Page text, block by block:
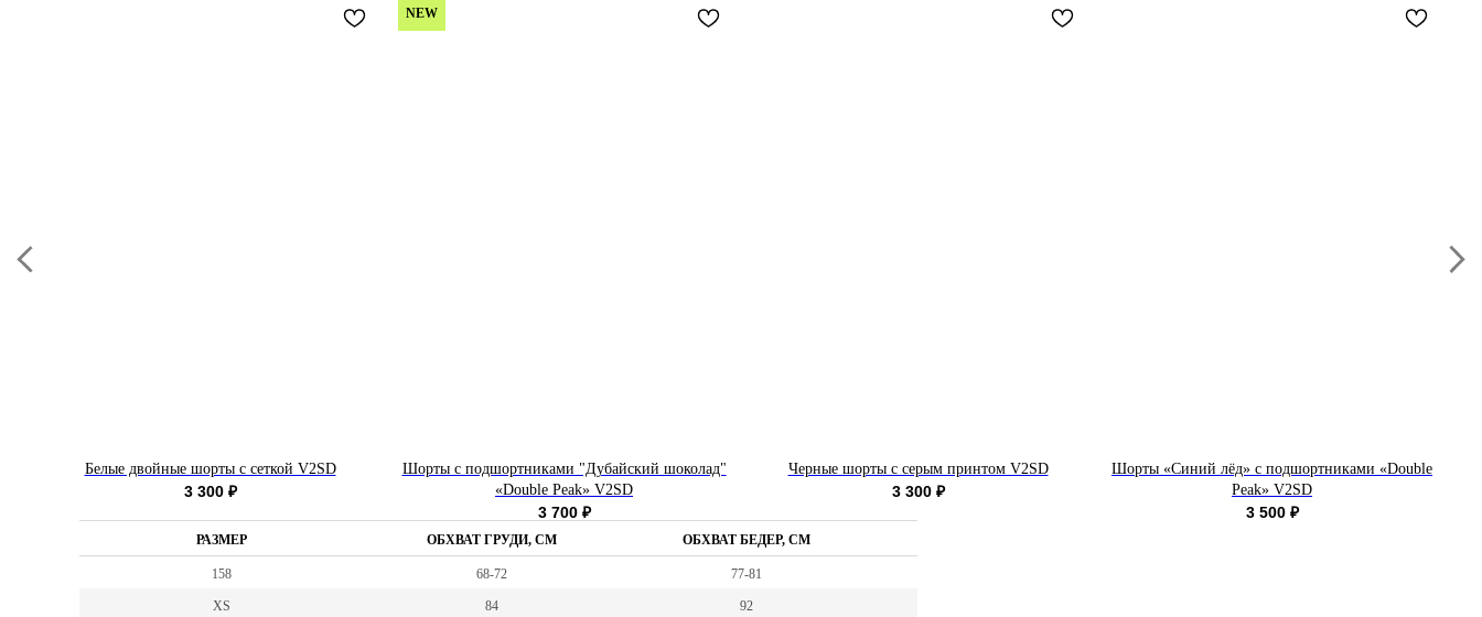
Белые двойные шорты с сеткой V2SD
3 300 ₽
NEW
Шорты с подшортниками "Дубайский шоколад"
«Double Peak» V2SD
3 700 ₽
Черные шорты с серым принтом V2SD
3 300 ₽
Шорты «Синий лёд» с подшортниками «Double
Peak» V2SD
3 500 ₽
РАЗМЕР ОБХВАТ ГРУДИ, СМ ОБХВАТ БЕДЕР, СМ
158 68-72 77-81
XS 84 92